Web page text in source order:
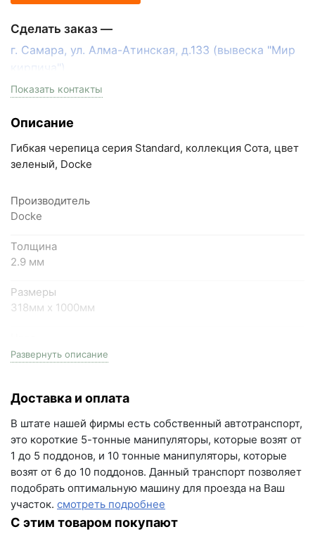
Сделать заказ —
г. Самара, ул. Алма-Атинская, д.133 (вывеска "Мир
кирпича")
пн-пт с 9:00 до 18:00, сб с 10:00 до 16:00
+7 (993) 993-77-33
Написать в МАКС
Самарская область, Волжский район, село
кирпича")
пн-пт с 9:00 до 18:00, сб с 10:00 до 16:00
+7 (993) 993-77-44
Написать в Telegram
Написать на почту
г.Самара, ул. Садовая, дом 199, помещение Н8
(вывеска "Мир кирпича")
пн-пт с 9:00 до 18:00
Показать контакты
Описание
Гибкая черепица серия Standard, коллекция Сота, цвет
зеленый, Docke
Производитель
Docke
Толщина
2.9 мм
Размеры
318мм x 1000мм
зеленый
3 м2
Серия
Standard
Тип
гибкая черепица
Номенклатура
Развернуть описание
Доставка и оплата
В штате нашей фирмы есть собственный автотранспорт,
это короткие 5-тонные манипуляторы, которые возят от
1 до 5 поддонов, и 10 тонные манипуляторы, которые
возят от 6 до 10 поддонов. Данный транспорт позволяет
подобрать оптимальную машину для проезда на Ваш
участок. смотреть подробнее
С этим товаром покупают